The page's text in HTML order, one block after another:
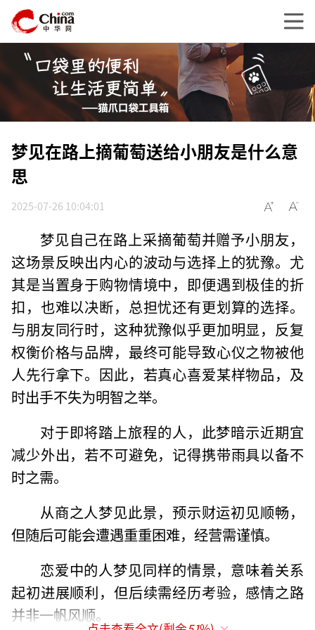
梦见在路上摘葡萄送给小朋友是什么意
思
2025-07-26 10:04:01
梦见自己在路上采摘葡萄并赠予小朋友，
这场景反映出内心的波动与选择上的犹豫。尤
其是当置身于购物情境中，即便遇到极佳的折
扣，也难以决断，总担忧还有更划算的选择。
与朋友同行时，这种犹豫似乎更加明显，反复
权衡价格与品牌，最终可能导致心仪之物被他
人先行拿下。因此，若真心喜爱某样物品，及
时出手不失为明智之举。
对于即将踏上旅程的人，此梦暗示近期宜
减少外出，若不可避免，记得携带雨具以备不
时之需。
从商之人梦见此景，预示财运初见顺畅，
但随后可能会遭遇重重困难，经营需谨慎。
恋爱中的人梦见同样的情景，意味着关系
起初进展顺利，但后续需经历考验，感情之路
并非一帆风顺。